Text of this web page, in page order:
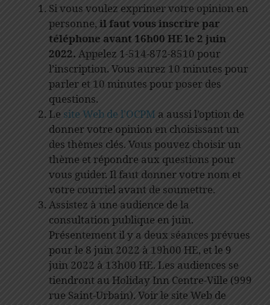
Si vous voulez exprimer votre opinion en
personne, il faut vous inscrire par
téléphone avant 16h00 HE le 2 juin
2022. Appelez 1-514-872-8510 pour
l’inscription. Vous aurez 10 minutes pour
parler et 10 minutes pour poser des
questions.
Le site Web de l’OCPM a aussi l’option de
donner votre opinion en choisissant un
des thèmes clés. Vous pouvez choisir un
thème et répondre aux questions pour
vous guider. Il faut donner votre nom et
votre courriel avant de soumettre.
Assistez à une audience de la
consultation publique en juin.
Présentement il y a deux séances prévues
pour le 8 juin 2022 à 19h00 HE, et le 9
juin 2022 à 13h00 HE. Les audiences se
tiendront au Holiday Inn Centre-Ville (999
rue Saint-Urbain). Voir le site Web de